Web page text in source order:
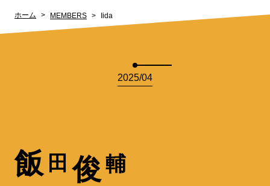
ホーム MEMBERS Iida
2025/04
飯 田 俊 輔